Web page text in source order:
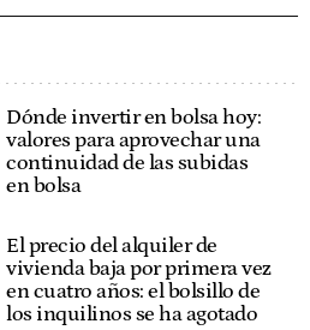
Dónde invertir en bolsa hoy:
valores para aprovechar una
continuidad de las subidas
en bolsa
El precio del alquiler de
vivienda baja por primera vez
en cuatro años: el bolsillo de
los inquilinos se ha agotado